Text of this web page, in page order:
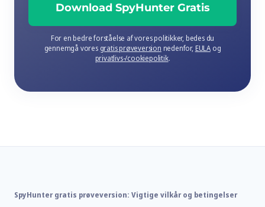
Download SpyHunter Gratis
For en bedre forståelse af vores politikker, bedes du
gennemgå vores gratis prøveversion nedenfor, EULAog
privatlivs-/cookiepolitik.
SpyHunter gratis prøveversion: Vigtige vilkår og betingelser